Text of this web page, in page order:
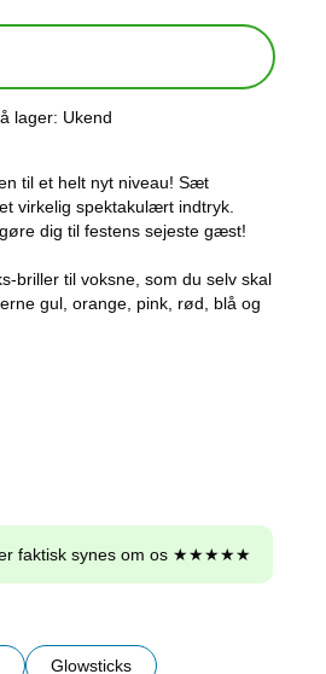
lager: Ukend
til et helt nyt niveau! Sæt
virkelig spektakulært indtryk.
dig til festens sejeste gæst!
briller til voksne, som du selv skal
gul, orange, pink, rød, blå og
faktisk synes om os ★★★★★
Glowsticks